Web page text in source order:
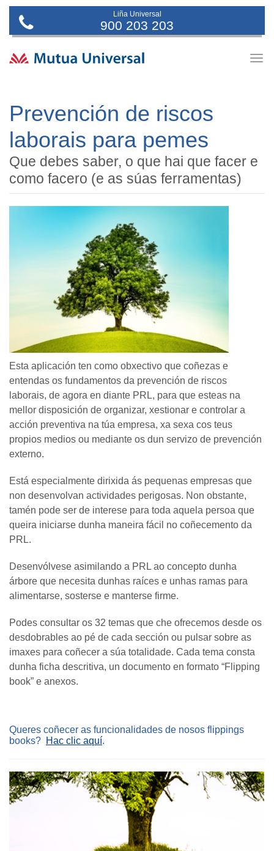
Liña Universal
900 203 203
Prevención de riscos
laborais para pemes
Que debes saber, o que hai que facer e
como facero (e as súas ferramentas)
Esta aplicación ten como obxectivo que coñezas e
entendas os fundamentos da prevención de riscos
laborais, de agora en diante PRL, para que esteas na
mellor disposición de organizar, xestionar e controlar a
acción preventiva na túa empresa, xa sexa cos teus
propios medios ou mediante os dun servizo de prevención
externo.
Está especialmente dirixida ás pequenas empresas que
non desenvolvan actividades perigosas. Non obstante,
tamén pode ser de interese para toda aquela persoa que
queira iniciarse dunha maneira fácil no coñecemento da
PRL.
Desenvólvese asimilando a PRL ao concepto dunha
árbore que necesita dunhas raíces e unhas ramas para
alimentarse, sosterse e manterse firme.
Podes consultar os 32 temas que che ofrecemos desde os
desdobrables ao pé de cada sección ou pulsar sobre as
imaxes para coñecer a súa totalidade. Cada tema consta
dunha ficha descritiva, un documento en formato “Flipping
book” e anexos.
Queres coñecer as funcionalidades de nosos flippings
books? Hac clic aquí.